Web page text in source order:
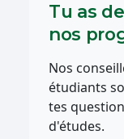
Tu as
nos
Nos
étudiants
tes
d'études.